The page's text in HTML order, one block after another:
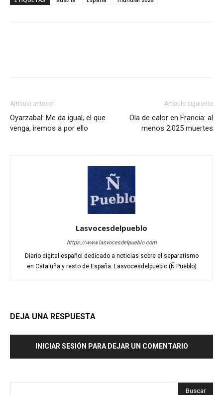
Artículo anterior
Oyarzabal: Me da igual, el que
venga, iremos a por ello
Artículo siguiente
Ola de calor en Francia: al
menos 2.025 muertes
Lasvocesdelpueblo
https://www.lasvocesdelpueblo.com
Diario digital español dedicado a noticias sobre el separatismo
en Cataluña y resto de España. Lasvocesdelpueblo (Ñ Pueblo)
DEJA UNA RESPUESTA
INICIAR SESIÓN PARA DEJAR UN COMENTARIO